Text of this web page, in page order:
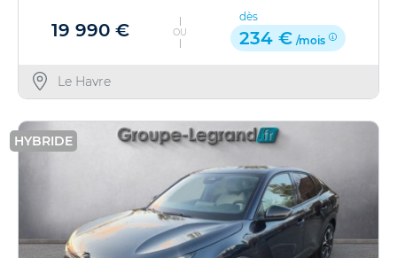
19 990 € OU
dès
234 € /mois
Le Havre
HYBRIDE